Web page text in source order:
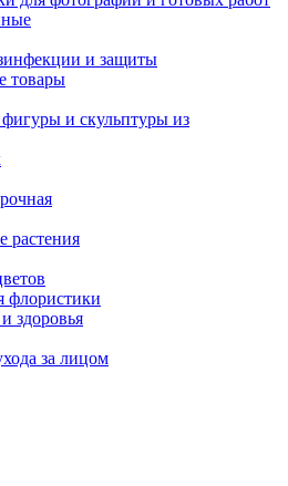
и защиты
товары
и скульптуры из
растения
флористики
здоровья
за лицом